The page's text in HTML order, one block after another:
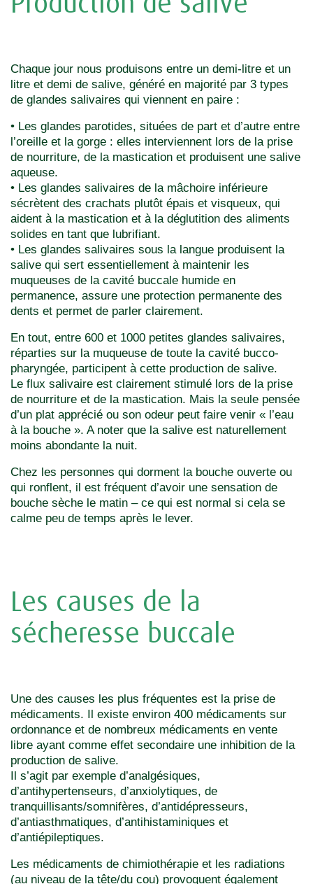
Chaque jour nous produisons entre un demi-litre et un
litre et demi de salive, généré en majorité par 3 types
de glandes salivaires qui viennent en paire :
• Les glandes parotides, situées de part et d’autre entre
l’oreille et la gorge : elles interviennent lors de la prise
de nourriture, de la mastication et produisent une salive
aqueuse.
• Les glandes salivaires de la mâchoire inférieure
sécrètent des crachats plutôt épais et visqueux, qui
aident à la mastication et à la déglutition des aliments
solides en tant que lubrifiant.
• Les glandes salivaires sous la langue produisent la
salive qui sert essentiellement à maintenir les
muqueuses de la cavité buccale humide en
permanence, assure une protection permanente des
dents et permet de parler clairement.
En tout, entre 600 et 1000 petites glandes salivaires,
réparties sur la muqueuse de toute la cavité bucco-
pharyngée, participent à cette production de salive.
Le flux salivaire est clairement stimulé lors de la prise
de nourriture et de la mastication. Mais la seule pensée
d’un plat apprécié ou son odeur peut faire venir « l’eau
à la bouche ». A noter que la salive est naturellement
moins abondante la nuit.
Chez les personnes qui dorment la bouche ouverte ou
qui ronflent, il est fréquent d’avoir une sensation de
bouche sèche le matin – ce qui est normal si cela se
calme peu de temps après le lever.
Les causes de la
sécheresse buccale
Une des causes les plus fréquentes est la prise de
médicaments. Il existe environ 400 médicaments sur
ordonnance et de nombreux médicaments en vente
libre ayant comme effet secondaire une inhibition de la
production de salive.
Il s’agit par exemple d’analgésiques,
d’antihypertenseurs, d’anxiolytiques, de
tranquillisants/somnifères, d’antidépresseurs,
d’antiasthmatiques, d’antihistaminiques et
d’antiépileptiques.
Les médicaments de chimiothérapie et les radiations
(au niveau de la tête/du cou) provoquent également